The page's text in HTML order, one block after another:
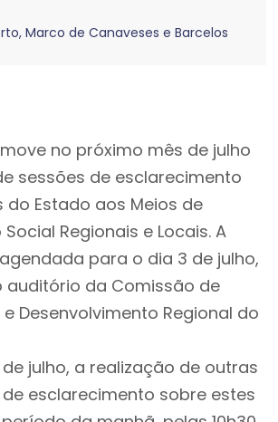
Marco de Canaveses e Barcelos
no próximo mês de julho
sessões de esclarecimento
do Estado aos Meios de
Regionais e Locais. A
para o dia 3 de julho,
auditório da Comissão de
Desenvolvimento Regional do
julho, a realização de outras
esclarecimento sobre estes